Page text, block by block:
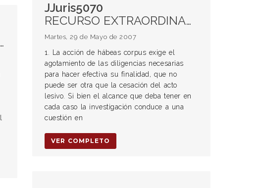
JJuris5070
RECURSO EXTRAORDINARIO. Procedencia. Aplicación del procedimiento de hábeas corpus. HÁBEAS CORPUS. Finalidad. DEFENSA EN JUICIO. Necesidad de protección de la garantía. Derecho a ser oído.
Martes, 29 de Mayo de 2007
1. La acción de hábeas corpus exige el
agotamiento de las diligencias necesarias
para hacer efectiva su finalidad, que no
puede ser otra que la cesación del acto
lesivo. Si bien el alcance que deba tener en
cada caso la investigación conduce a una
cuestión en
VER COMPLETO